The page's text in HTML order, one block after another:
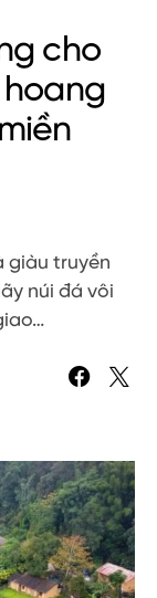
cho
giàu truyền
núi đá vôi